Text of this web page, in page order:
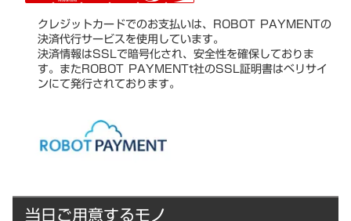
クレジットカードでのお支払いは、ROBOT PAYMENTの
決済代行サービスを使用しています。
決済情報はSSLで暗号化され、安全性を確保しておりま
す。またROBOT PAYMENTt社のSSL証明書はベリサイ
ンにて発行されております。